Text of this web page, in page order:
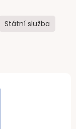
Státní služba